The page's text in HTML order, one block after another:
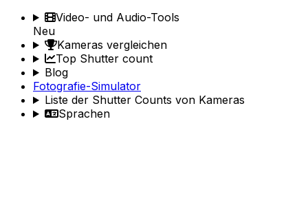
Video- und Audio-Tools
Neu
Kameras vergleichen
Top Shutter count
Blog
Fotografie-Simulator
Liste der Shutter Counts von Kameras
Sprachen